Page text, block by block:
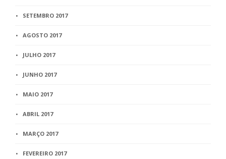
SETEMBRO 2017
AGOSTO 2017
JULHO 2017
JUNHO 2017
MAIO 2017
ABRIL 2017
MARÇO 2017
FEVEREIRO 2017